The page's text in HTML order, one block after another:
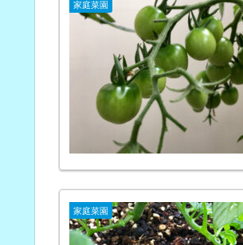
家庭菜園
家庭菜園